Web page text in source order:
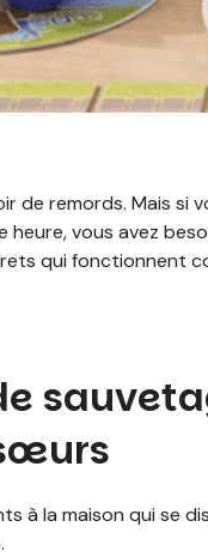
de remords. Mais
heure, vous avez
qui fonctionnent
à la maison qui se
.